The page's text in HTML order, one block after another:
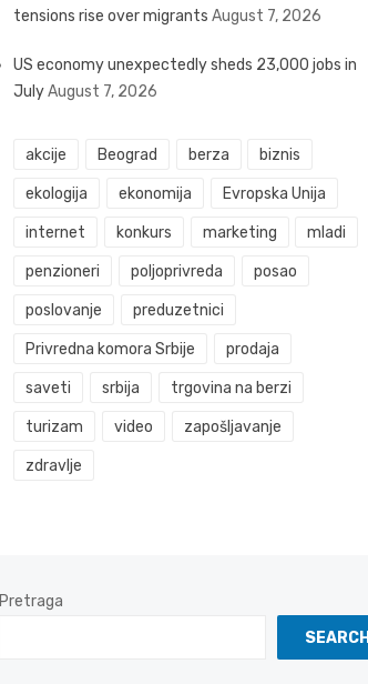
tensions rise over migrants August 7, 2026
US economy unexpectedly sheds 23,000 jobs in
JulyAugust 7, 2026
akcije Beograd berza biznis
ekologija ekonomija Evropska Unija
internet konkurs marketing mladi
penzioneri poljoprivreda posao
poslovanje preduzetnici
Privredna komora Srbije prodaja
saveti srbija trgovina na berzi
turizam video zapošljavanje
zdravlje
Pretraga
SEARCH